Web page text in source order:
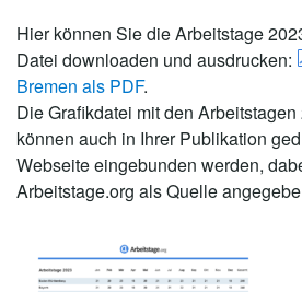
Hier können Sie die Arbeitstage
Datei downloaden und ausdrucken:
Bremen als PDF.
Die Grafikdatei mit den
können auch in Ihrer Publikation
Webseite eingebunden werden,
Arbeitstage.org als Quelle